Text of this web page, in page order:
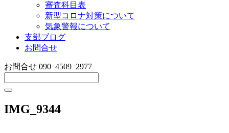
審査科目表
新型コロナ対策について
気象警報について
支部ブログ
お問合せ
お問合せ 090ｰ4509ｰ2977
IMG_9344